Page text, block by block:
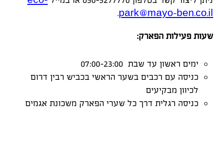
park@mayo-ben.co.il
.
שעות פעילות הפארק:
ימים ראשון עד שבת 07:00-23:00
כניסה עם רכבים בשער הראשי בכביש רבין דרום
לכיוון מבקיעים
כניסה רגלית דרך כל שערי הפארק משכונת אגמים